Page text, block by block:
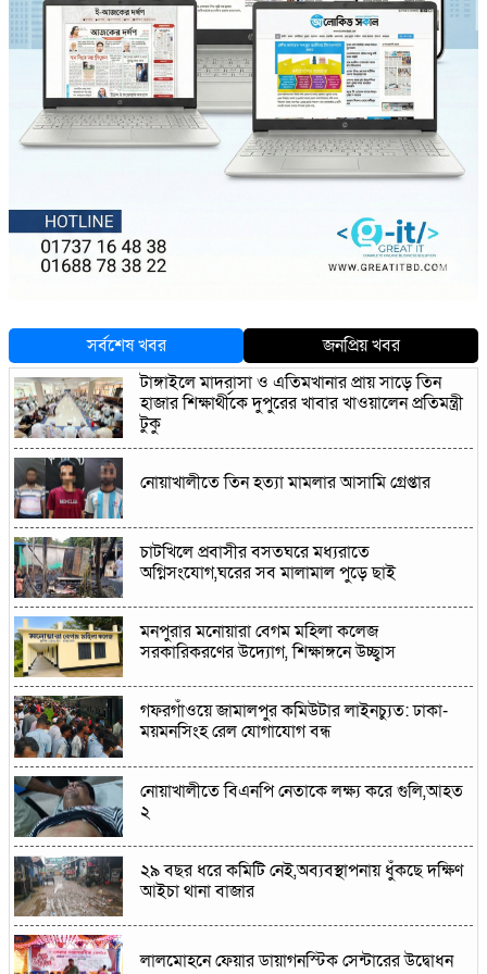
সর্বশেষ খবর
জনপ্রিয় খবর
টাঙ্গাইলে মাদরাসা ও এতিমখানার প্রায় সাড়ে তিন
হাজার শিক্ষার্থীকে দুপুরের খাবার খাওয়ালেন প্রতিমন্ত্রী
টুকু
নোয়াখালীতে তিন হত্যা মামলার আসামি গ্রেপ্তার
চাটখিলে প্রবাসীর বসতঘরে মধ্যরাতে
অগ্নিসংযোগ,ঘরের সব মালামাল পুড়ে ছাই
মনপুরার মনোয়ারা বেগম মহিলা কলেজ
সরকারিকরণের উদ্যোগ, শিক্ষাঙ্গনে উচ্ছ্বাস
গফরগাঁওয়ে জামালপুর কমিউটার লাইনচ্যুত: ঢাকা-
ময়মনসিংহ রেল যোগাযোগ বন্ধ
নোয়াখালীতে বিএনপি নেতাকে লক্ষ্য করে গুলি,আহত
২
২৯ বছর ধরে কমিটি নেই,অব্যবস্থাপনায় ধুঁকছে দক্ষিণ
আইচা থানা বাজার
লালমোহনে ফেয়ার ডায়াগনস্টিক সেন্টারের উদ্বোধন